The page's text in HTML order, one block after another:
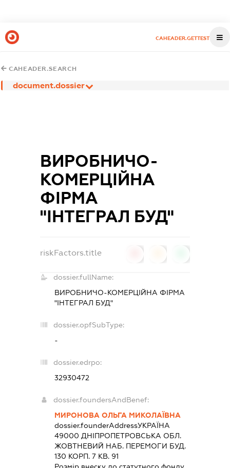
CAHEADER.GETTEST
CAHEADER.SEARCH
document.dossier
ВИРОБНИЧО-
КОМЕРЦІЙНА
ФІРМА
"ІНТЕГРАЛ БУД"
riskFactors.title
dossier.fullName:
ВИРОБНИЧО-КОМЕРЦІЙНА ФІРМА
"ІНТЕГРАЛ БУД"
dossier.opfSubType:
-
dossier.edrpo:
32930472
dossier.foundersAndBenef:
МИРОНОВА ОЛЬГА МИКОЛАЇВНА
dossier.founderAddressУКРАЇНА
49000 ДНIПРОПЕТРОВСЬКА ОБЛ.
ЖОВТНЕВИЙ НАБ. ПЕРЕМОГИ БУД.
130 КОРП. 7 КВ. 91